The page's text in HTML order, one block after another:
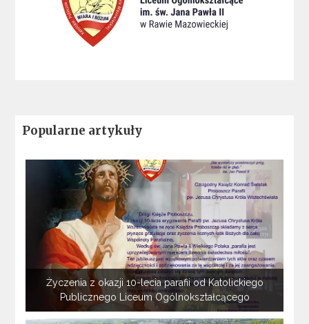
Popularne artykuły
Życzenia z okazji 10-lecia parafii od Katolickiego
Publicznego Liceum Ogólnokształcącego